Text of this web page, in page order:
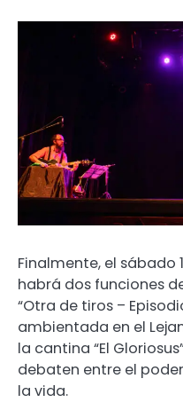
Finalmente, el sábado
habrá dos funciones
“Otra de tiros –
ambientada en el
la cantina “El
debaten entre el
la vida.